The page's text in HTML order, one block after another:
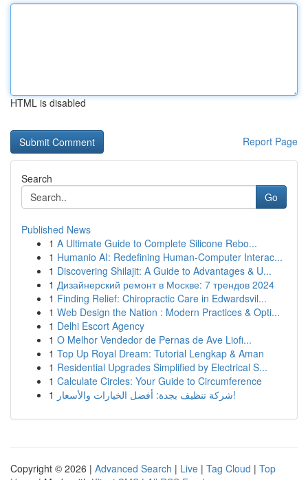
HTML is disabled
Report Page
Search
Go
Published News
1 A Ultimate Guide to Complete Silicone Rebo...
1 Humanio AI: Redefining Human-Computer Interac...
1 Discovering Shilajit: A Guide to Advantages & U...
1 Дизайнерский ремонт в Москве: 7 трендов 2024
1 Finding Relief: Chiropractic Care in Edwardsvil...
1 Web Design the Nation : Modern Practices & Opti...
1 Delhi Escort Agency
1 O Melhor Vendedor de Pernas de Ave Liofi...
1 Top Up Royal Dream: Tutorial Lengkap & Aman
1 Residential Upgrades Simplified by Electrical S...
1 Calculate Circles: Your Guide to Circumference
1
شركة تنظيف بجدة: أفضل الخيارات والأسعار!
Copyright © 2026 | Advanced Search | Live | Tag Cloud | Top